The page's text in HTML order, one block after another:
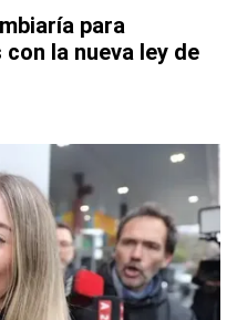
para
la nueva ley de